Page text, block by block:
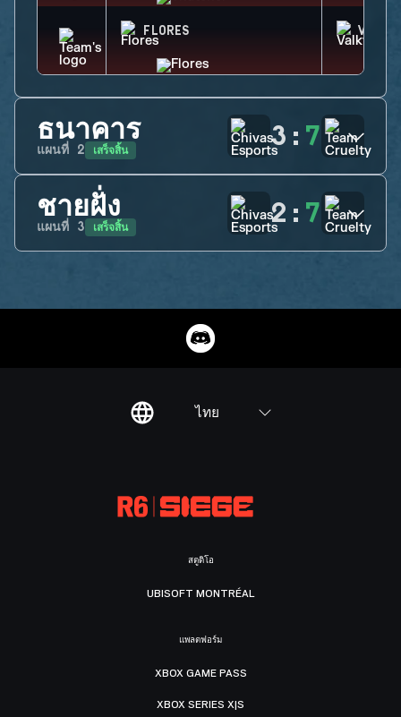
FLORES
ธนาคาร
แผนที่ 2 เสร็จสิ้น 3 : 7
ชายฝั่ง
แผนที่ 3 เสร็จสิ้น 2 : 7
ไทย
สตูดิโอ
UBISOFT MONTRÉAL
แพลตฟอร์ม
XBOX GAME PASS
XBOX SERIES X|S